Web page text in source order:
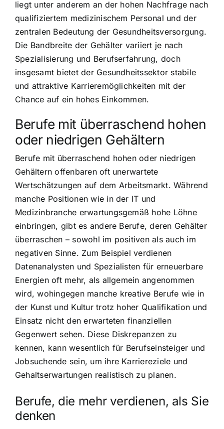
liegt unter anderem an der hohen Nachfrage nach
qualifiziertem medizinischem Personal und der
zentralen Bedeutung der Gesundheitsversorgung.
Die Bandbreite der Gehälter variiert je nach
Spezialisierung und Berufserfahrung, doch
insgesamt bietet der Gesundheitssektor stabile
und attraktive Karrieremöglichkeiten mit der
Chance auf ein hohes Einkommen.
Berufe mit überraschend hohen
oder niedrigen Gehältern
Berufe mit überraschend hohen oder niedrigen
Gehältern offenbaren oft unerwartete
Wertschätzungen auf dem Arbeitsmarkt. Während
manche Positionen wie in der IT und
Medizinbranche erwartungsgemäß hohe Löhne
einbringen, gibt es andere Berufe, deren Gehälter
überraschen – sowohl im positiven als auch im
negativen Sinne. Zum Beispiel verdienen
Datenanalysten und Spezialisten für erneuerbare
Energien oft mehr, als allgemein angenommen
wird, wohingegen manche kreative Berufe wie in
der Kunst und Kultur trotz hoher Qualifikation und
Einsatz nicht den erwarteten finanziellen
Gegenwert sehen. Diese Diskrepanzen zu
kennen, kann wesentlich für Berufseinsteiger und
Jobsuchende sein, um ihre Karriereziele und
Gehaltserwartungen realistisch zu planen.
Berufe, die mehr verdienen, als Sie
denken